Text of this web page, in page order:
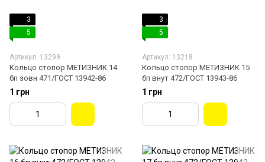
3
5
Артикул: 13299
Кольцо стопор МЕТИЗНИК 14
бп зовн 471/ГОСТ 13942-86
1 грн
3
5
Артикул: 13218
Кольцо стопор МЕТИЗНИК 15
бп внут 472/ГОСТ 13943-86
1 грн